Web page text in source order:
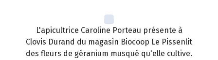
L'apicultrice Caroline Porteau présente à
Clovis Durand du magasin Biocoop Le Pissenlit
des fleurs de géranium musqué qu'elle cultive.